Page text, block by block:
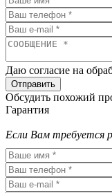
Даю согласие на
Отправить
Обсудить похожий
Гарантия
Если Вам требуется